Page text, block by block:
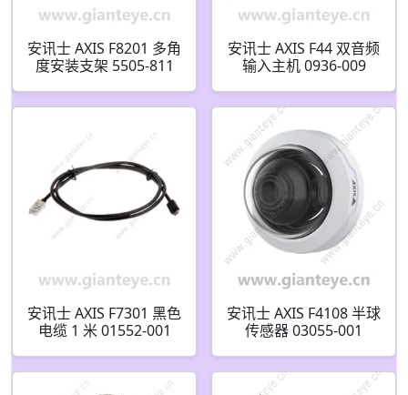
安讯士 AXIS F8201 多角
度安装支架 5505-811
安讯士 AXIS F44 双音频
输入主机 0936-009
安讯士 AXIS F7301 黑色
电缆 1 米 01552-001
安讯士 AXIS F4108 半球
传感器 03055-001